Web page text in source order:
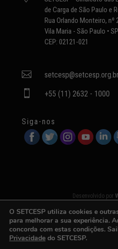
de Carga de São Paulo e
Rua Orlando Monteiro, nº
Vila Maria - São Paulo • SP
CEP: 02121-021
 setcesp@setcesp.org.br
 +55 (11) 2632 - 1000
Siga-nos
Desenvolvido por
O SETCESP utiliza cookies e
para melhorar a sua experiência.
concorda com estas condições.
Privacidade do SETCESP.